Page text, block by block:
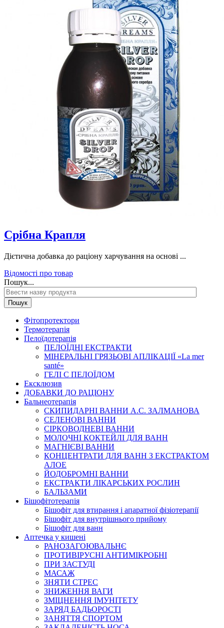
Срібна Крапля
Дієтична добавка до раціону харчування на основі ...
Відомості про товар
Пошук...
Пошук
Фітопротектори
Термотерапія
Пелоїдотерапія
ПЕЛОЇДНІ ЕКСТРАКТИ
МІНЕРАЛЬНІ ГРЯЗЬОВІ АПЛІКАЦІЇ «La mer
santé»
ГЕЛІ С ПЕЛОЇДОМ
Ексклюзив
ДОБАВКИ ДО РАЦІОНУ
Бальнеотерапія
СКИПИДАРНІ ВАННИ А.С. ЗАЛМАНОВА
СЕЛЕНОВІ ВАННИ
СІРКОВОДНЕВІ ВАННИ
МОЛОЧНІ КОКТЕЙЛІ ДЛЯ ВАНН
МАГНІЄВІ ВАННИ
КОНЦЕНТРАТИ ДЛЯ ВАНН З ЕКСТРАКТОМ
АЛОЕ
ЙОДОБРОМНІ ВАННИ
ЕКСТРАКТИ ЛІКАРСЬКИХ РОСЛИН
БАЛЬЗАМИ
Бішофітотерапія
Бішофіт для втирання і апаратної фізіотерапії
Бішофіт для внутрішнього прийому
Бішофіт для ванн
Аптечка у кишені
РАНОЗАГОЮВАЛЬНЄ
ПРОТИВІРУСНІ АНТИМІКРОБНІ
ПРИ ЗАСТУДІ
МАСАЖ
ЗНЯТИ СТРЕС
ЗНИЖЕННЯ ВАГИ
ЗМІЦНЕННЯ ІМУНІТЕТУ
ЗАРЯД БАДЬОРОСТІ
ЗАНЯТТЯ СПОРТОМ